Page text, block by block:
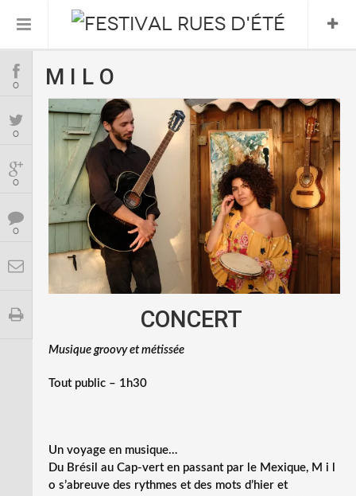
Informations Pratiques
L’association
Le Festival
FESTIVAL 2026
0
0
0
0
M I L O
CONCERT
Musique groovy et métissée
Tout public – 1h30
Un voyage en musique…
Du Brésil au Cap-vert en passant par le Mexique, M i l
o s’abreuve des rythmes et des mots d’hier et